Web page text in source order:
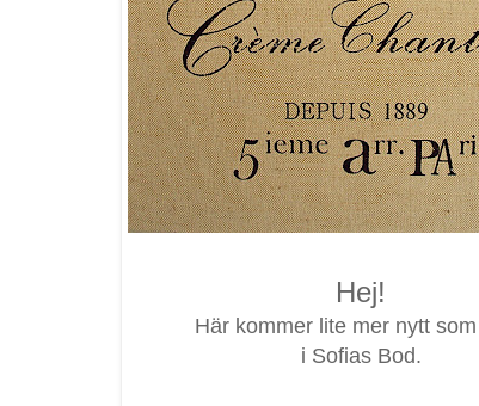
Hej!
Här kommer lite mer nytt
i Sofias Bod.